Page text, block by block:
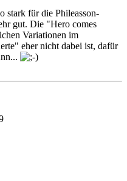
stark für die Phileasson-
gut. Die "Hero comes
Variationen im
eher nicht dabei ist, dafür